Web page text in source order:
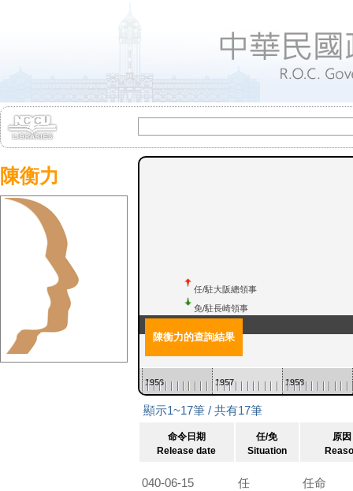
陳衡力
1958
1957
1956
陳衡力的查詢結果
免/駐韓國大使館三等秘書
任/駐長崎領事
免/駐長崎領事
任/駐大阪總領事
顯示1~17筆 / 共有17筆
命令日期
Release date
任/免
Situation
原因
040-06-15 任 任命